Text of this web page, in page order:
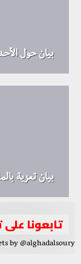
بيان حول
بيان تعزية
تابعونا على
by @alghadalsoury